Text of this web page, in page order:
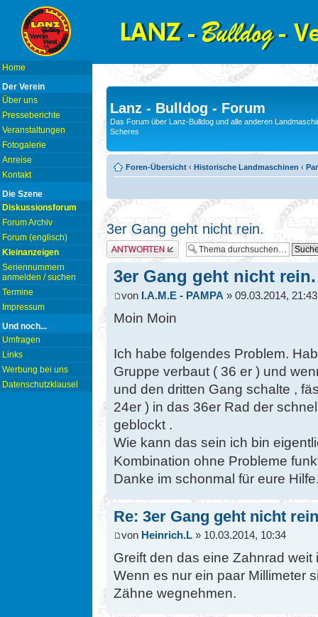
Home
Der Verein
Über uns
Presseberichte
Veranstaltungen
Fotogalerie
Anreise
Kontakt
Die Szene
Diskussionsforum
Forum Archiv
Forum (englisch)
Kleinanzeigen
Seriennummern
anmelden / suchen
Termine
Impressum
Und noch...
Umfragen
Links
Werbung bei uns
Datenschutzklausel
Lanz - Bulldog - Forum
Das Forum über Lanz-Bulldog und alle anderen
Scheres
Foren-Übersicht ‹ Historische Landmaschinen ‹
3er Gang geht nicht rein.
Antwort erstellen
3er Gang geht nicht rein.
von I.A.M.E - PAMPA » 09.03.2014, 21:43
Moin Moin
Ich habe folgendes Problem.
Gruppe verbaut ( 36 er ) und
und den dritten Gang schalte ,
24er ) in das 36er Rad der
geblockt .
Wie kann das sein ich bin
Kombination ohne Probleme
Danke im schonmal für eure
Re: 3er Gang geht nicht
von Heinrich.L » 10.03.2014, 10:34
Greift den das eine Zahnrad
Wenn es nur ein paar Millimeter
Zähne wegnehmen.